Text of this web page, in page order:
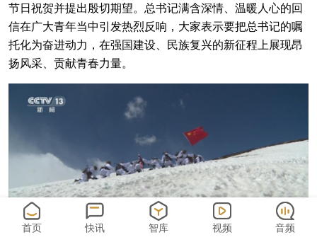
节日祝贺并提出殷切期望。总书记满含深情、温暖人心的回
信在广大青年当中引发热烈反响，大家表示要把总书记的嘱
托化为奋进动力，在强国建设、民族复兴的新征程上展现昂
扬风采、贡献青春力量。
首页 快讯 智库 视频 音频